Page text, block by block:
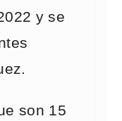
y se
son 15